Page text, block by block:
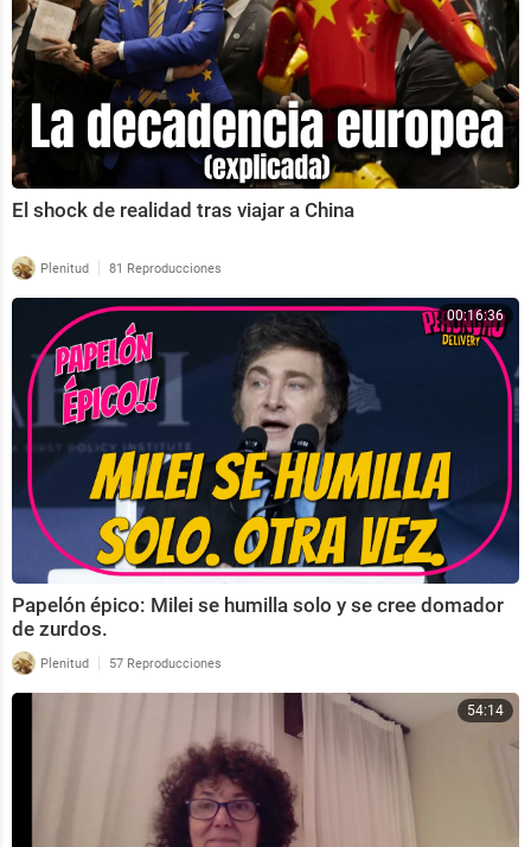
El shock de realidad tras viajar a China
Plenitud | 81 Reproducciones
00:16:36
Papelón épico: Milei se humilla solo y se cree domador
de zurdos.
Plenitud | 57 Reproducciones
54:14